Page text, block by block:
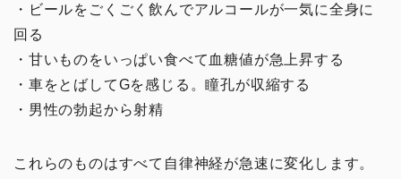
・ビールをごくごく飲んでアルコールが一気に全身に
回る
・甘いものをいっぱい食べて血糖値が急上昇する
・車をとばしてGを感じる。瞳孔が収縮する
・男性の勃起から射精
これらのものはすべて自律神経が急速に変化します。